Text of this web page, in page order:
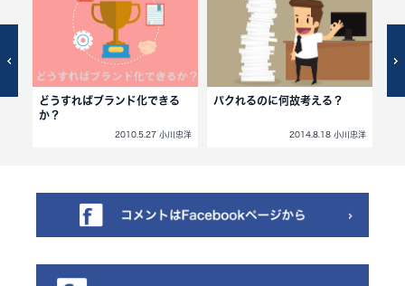
どうすればブランド化できる
か？
2010.5.27 小川忠洋
パクれるのに何故考える？
2014.8.18 小川忠洋